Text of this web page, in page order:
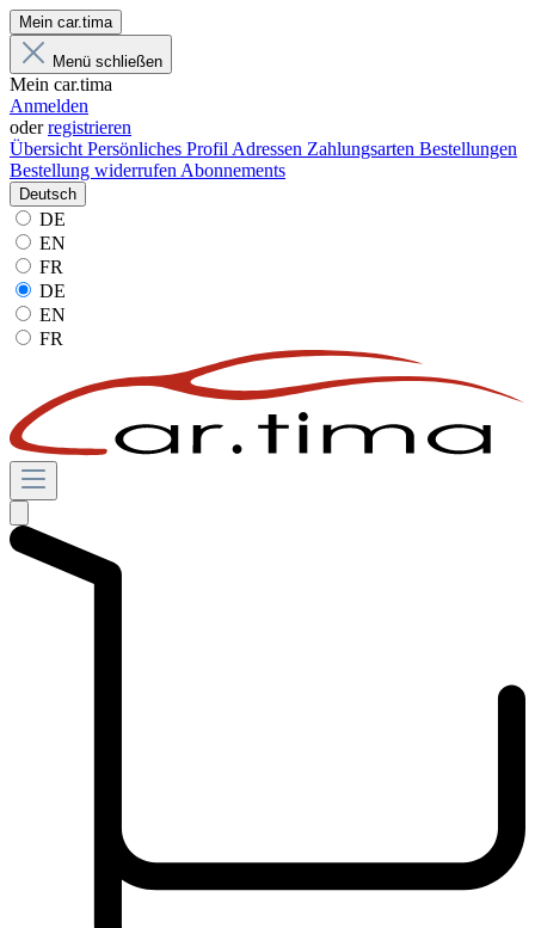
Mein car.tima
Menü schließen
Mein car.tima
Anmelden
oderregistrieren
Übersicht Persönliches Profil Adressen Zahlungsarten Bestellungen
Bestellung widerrufen Abonnements
Deutsch
DE
EN
FR
DE
EN
FR